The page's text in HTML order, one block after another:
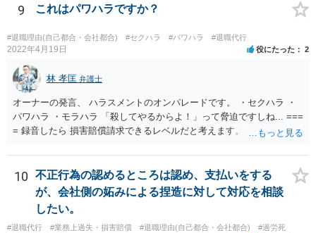
す。
9 これはパワハラですか？
#退職理由(自己都合・会社都合) #セクハラ #パワハラ #退職代行
2022年4月19日 役にたった 2
林 孝匡 弁護士
オーナーの発言、 ハラスメントのオンパレードです。 ・セクハラ ・
パワハラ ・モラハラ 「殺してやるからよ！」って脅迫ですしね... ===
= 録音したら 損害賠償請求できるレベルだと考えます。 ━━━━━━
え方 ・パワハラ裁判例については、 私がブログを書いています。 プ
ロフィールのリンクから飛べます。 ご参考になれば幸いです。
10
不正行為の認めるところは認め、支払いをする
が、会社側の妬みによる捏造に対して対応を相談
したい。
#退職代行 #業務上過失・損害賠償 #退職理由(自己都合・会社都合) #過労死